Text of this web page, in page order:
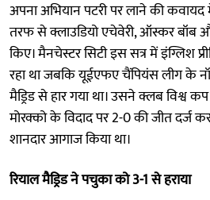
अपना अभियान पटरी पर लाने की
तरफ से क्लाउडियो एचेवेरी, ऑस्कर बॉब
किए। मैनचेस्टर सिटी इस सत्र में इंग्लिश
रहा था जबकि यूईएफए चैंपियंस लीग के
मैड्रिड से हार गया था। उसने क्लब विश्व
मोरक्को के विदाद पर 2-0 की जीत दर्ज
शानदार आगाज किया था।
रियाल मैड्रिड ने पचुका को 3-1 से हराया